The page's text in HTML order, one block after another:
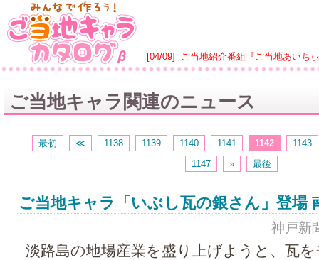
[04/09] ご当地紹介番組『ご当地あいち
ご当地キャラ関連のニュース
最初 ≪ 1138 1139 1140 1141 1142
1143
1147
» 最後
ご当地キャラ「いぶし瓦の銀さん」登場
神戸新
淡路島の地場産業を盛り上げようと、瓦